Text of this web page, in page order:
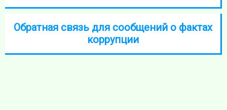
Обратная связь для сообщений о фактах
коррупции